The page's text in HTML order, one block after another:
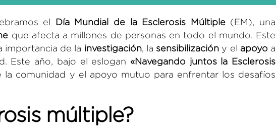
el Día Mundial de la Esclerosis Múltiple(EM), una
que afecta a millones de personas en todo el mundo. Este
importancia de la investigación, la sensibilización y el apoyoa
Este año, bajo el eslogan «Navegando juntos la Esclerosis
la comunidad y el apoyo mutuo para enfrentar los desafíos
múltiple?